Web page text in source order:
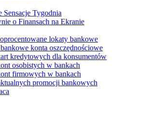
Sensacje Tygodnia
o Finansach na Ekranie
lokaty bankowe
konta oszczędnościowe
kredytowych dla konsumentów
osobistych w bankach
firmowych w bankach
promocji bankowych